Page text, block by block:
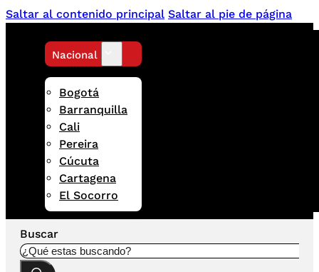
Saltar al contenido principal Saltar al pie de página
Nacional
Bogotá
Barranquilla
Cali
Pereira
Cúcuta
Cartagena
El Socorro
Buscar